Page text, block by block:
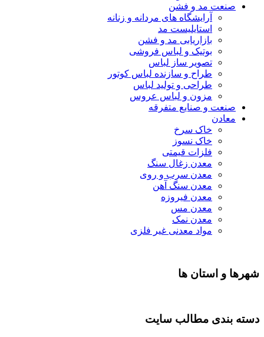
صنعت مد و فشن
آرایشگاه های مردانه و زنانه
استایلیست مد
بازاریابی مد و فشن
بوتیک و لباس فروشی
تصویر ساز لباس
طراح و سازنده لباس کوتور
طراحی و تولید لباس
مزون و لباس عروس
صنعت و صنایع متفرقه
معادن
خاک سرخ
خاک نسوز
فلزات قیمتی
معدن زغال سنگ
معدن سرب و روی
معدن سنگ آهن
معدن فیروزه
معدن مس
معدن نمک
مواد معدنی غیر فلزی
شهرها و استان ها
دسته بندی مطالب سایت